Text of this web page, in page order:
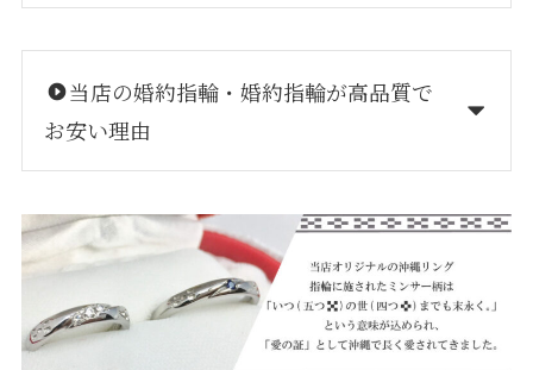
当店の婚約指輪・婚約指輪が高品質で
お安い理由